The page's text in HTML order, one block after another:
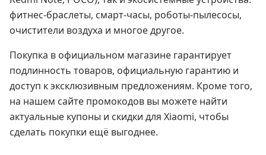
фитнес-браслеты, смарт-часы, роботы-пылесосы,
очистители воздуха и многое другое.
Покупка в официальном магазине гарантирует
подлинность товаров, официальную гарантию и
доступ к эксклюзивным предложениям. Кроме того,
на нашем сайте промокодов вы можете найти
актуальные купоны и скидки для Xiaomi, чтобы
сделать покупки ещё выгоднее.